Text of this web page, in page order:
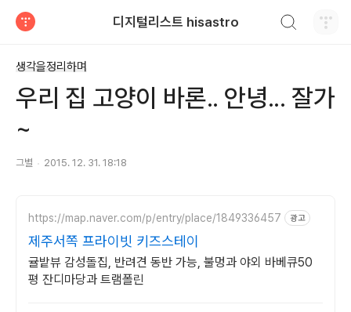
디지털리스트 hisastro
생각을정리하며
우리 집 고양이 바론.. 안녕... 잘가
~
그별 2015. 12. 31. 18:18
https://map.naver.com/p/entry/place/1849336457 광고
제주서쪽 프라이빗 키즈스테이
귤밭뷰 감성돌집, 반려견 동반 가능, 불멍과 야외 바베큐50
평 잔디마당과 트램폴린